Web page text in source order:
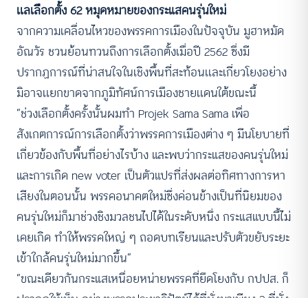
เเลเลือกตั้ง 62 หมุดหมายของกระแสคนรุ่นใหม่
จากความเคลื่อนไหวของพรรคการเมืองในปัจจุบัน มูฮาหมัด
อัณวัร ชวนย้อนทวนถึงการเลือกตั้งเมื่อปี 2562 ซึ่งมี
ปรากฏการณ์ที่น่าสนใจในเชิงพื้นที่สะท้อนเเละเกี่ยวโยงอย่าง
มิอาจเเยกขาดจากภูมิทัศน์การเมืองชายเเดนใต้ขณะนี้
“ช่วงเลือกตั้งครั้งนั้นผมทำ Projek Sama Sama เพื่อ
สังเกตการณ์การเลือกตั้งว่าพรรคการเมืองต่าง ๆ มีนโยบายที่
เกี่ยวข้องกับพื้นที่อย่างไรบ้าง และพบว่ากระแสของคนรุ่นใหม่
และการเกิด new voter เป็นตัวแปรที่ส่งผลต่อทิศทางการหา
เสียงในตอนนั้น พรรคอนาคตใหม่ซึ่งค่อนข้างเป็นที่นิยมของ
คนรุ่นใหม่ก็มาช่วงชิงมวลชนไปได้ในระดับหนึ่ง กระแสแบบนี้ไม่
เคยเกิด ทำให้พรรคใหญ่ ๆ ถอดบทเรียนและปรับตัวขยับระยะ
เข้าใกล้คนรุ่นใหม่มากขึ้น”
“ขณะเดียวกันกระแสเหนื่อยหน่ายพรรคที่ยึดโยงกับ กปปส. ก็